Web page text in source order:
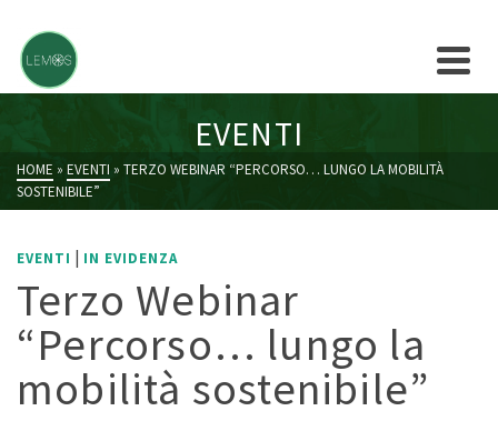
EVENTI
HOME » EVENTI » TERZO WEBINAR “PERCORSO… LUNGO LA MOBILITÀ
SOSTENIBILE”
EVENTI | IN EVIDENZA
Terzo Webinar
“Percorso… lungo la
mobilità sostenibile”